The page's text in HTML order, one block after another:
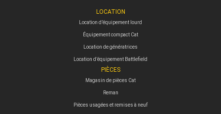
LOCATION
Location d’équipement lourd
Équipement compact Cat
Location de génératrices
Location d’équipement Battlefield
PIÈCES
Magasin de pièces Cat
Reman
Pièces usagées et remises à neuf